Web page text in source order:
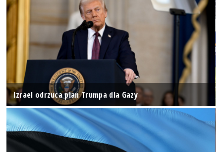
Izrael odrzuca plan Trumpa dla Gazy